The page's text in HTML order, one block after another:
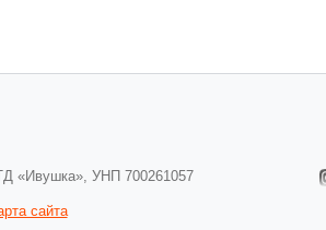
«Ивушка», УНП 700261057
сайта